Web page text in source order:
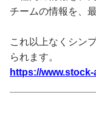
チームの情報を、
これ以上なくシン
られます。
https://